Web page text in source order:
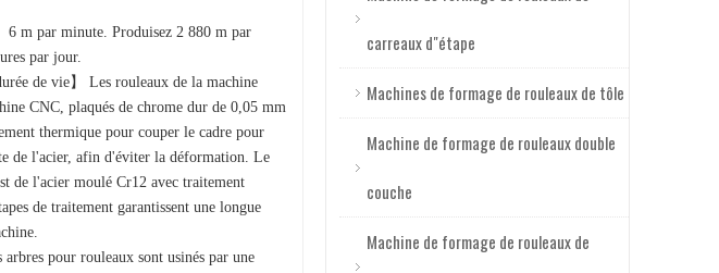
6 m par minute. Produisez 2 880 m par
par jour.
de vie】 Les rouleaux de la machine
CNC, plaqués de chrome dur de 0,05 mm
thermique pour couper le cadre pour
de l'acier, afin d'éviter la déformation. Le
de l'acier moulé Cr12 avec traitement
de traitement garantissent une longue
pour rouleaux sont usinés par une
carreaux d"étape
Machines de formage de rouleaux de tôle
Machine de formage de rouleaux double
couche
Machine de formage de rouleaux de